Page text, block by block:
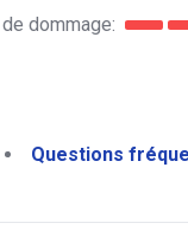
dommage:
Questions